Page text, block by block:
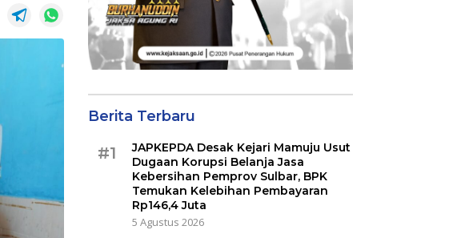
Berita Terbaru
#1
JAPKEPDA Desak Kejari Mamuju Usut
Dugaan Korupsi Belanja Jasa
Kebersihan Pemprov Sulbar, BPK
Temukan Kelebihan Pembayaran
Rp146,4 Juta
5 Agustus 2026